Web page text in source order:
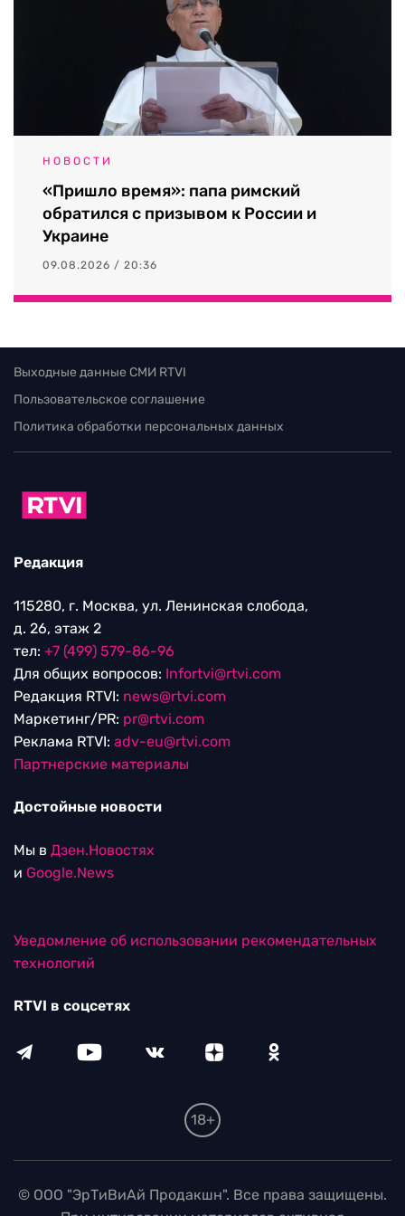
НОВОСТИ
«Пришло время»: папа римский
обратился с призывом к России и
Украине
09.08.2026 / 20:36
Выходные данные СМИ RTVI
Пользовательское соглашение
Политика обработки персональных данных
Редакция
115280, г. Москва, ул. Ленинская слобода,
д. 26, этаж 2
тел: +7 (499) 579-86-96
Для общих вопросов: Infortvi@rtvi.com
Редакция RTVI: news@rtvi.com
Маркетинг/PR: pr@rtvi.com
Реклама RTVI: adv-eu@rtvi.com
Партнерские материалы
Достойные новости
Мы в Дзен.Новостях
и Google.News
Уведомление об использовании рекомендательных
технологий
RTVI в соцсетях
18+
© ООО "ЭрТиВиАй Продакшн". Все права защищены.